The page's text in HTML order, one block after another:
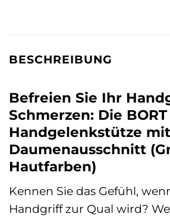
BESCHREIBUNG
Befreien Sie Ihr
Schmerzen: Die BORT
Handgelenkstütze mit
Daumenausschnitt
Hautfarben)
Kennen Sie das Gefühl,
Handgriff zur Qual wird?